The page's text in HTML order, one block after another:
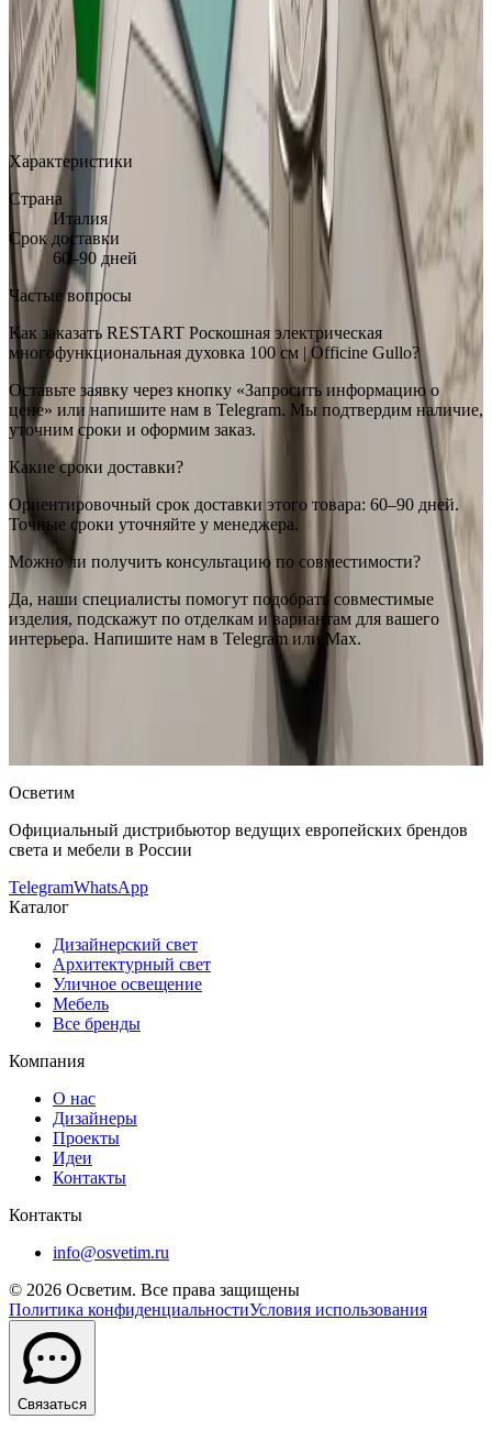
MAX
Арт.: rst-en-ranges-and-appliances-og-professional-modules-
electric-multifunction-oven-100-cm
· Добавлено: 13.04.2026
Характеристики
Страна
Италия
Срок доставки
60–90 дней
Частые вопросы
Как заказать RESTART Роскошная электрическая
многофункциональная духовка 100 см | Officine Gullo?
Оставьте заявку через кнопку «Запросить информацию о
цене» или напишите нам в Telegram. Мы подтвердим наличие,
уточним сроки и оформим заказ.
Какие сроки доставки?
Ориентировочный срок доставки этого товара: 60–90 дней.
Точные сроки уточняйте у менеджера.
Можно ли получить консультацию по совместимости?
Да, наши специалисты помогут подобрать совместимые
изделия, подскажут по отделкам и вариантам для вашего
интерьера. Напишите нам в Telegram или Max.
RESTART Роскошная электрическая
многофункциональная духовка 100 см | Officine Gullo
купить в интернет-магазине OSVETIM с доставкой по России.
Консультация и подбор:
Осветим
Официальный дистрибьютор ведущих европейских брендов
света и мебели в России
TelegramWhatsApp
Каталог
Дизайнерский свет
Архитектурный свет
Уличное освещение
Мебель
Все бренды
Компания
О нас
Дизайнеры
Проекты
Идеи
Контакты
Контакты
info@osvetim.ru
© 2026 Осветим. Все права защищены
Политика конфиденциальностиУсловия использования
Связаться